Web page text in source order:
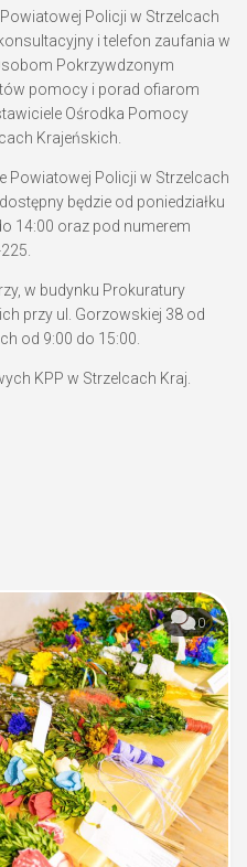
Policji w Strzelcach
i telefon zaufania w
Pokrzywdzonym
pomocy i porad ofiarom
Ośrodka Pomocy
Krajeńskich.
Powiatowej Policji w Strzelcach
będzie od poniedziałku
14:00 oraz pod numerem
w budynku Prokuratury
przy ul. Gorzowskiej 38 od
od 9:00 do 15:00.
KPP w Strzelcach Kraj.
0